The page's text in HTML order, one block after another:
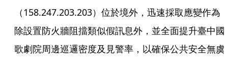
（158.247.203.203）位於境外，迅速採取應變作為
除設置防火牆阻擋類似假訊息外，並全面提升臺中國
歌劇院周邊巡邏密度及見警率，以確保公共安全無虞